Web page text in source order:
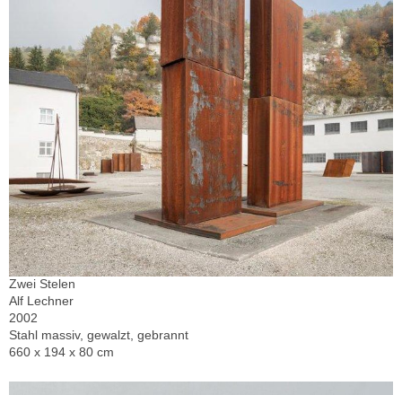
Zwei Stelen
Alf Lechner
2002
Stahl massiv, gewalzt, gebrannt
660 x 194 x 80 cm